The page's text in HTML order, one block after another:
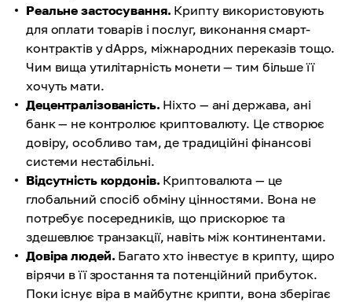
Реальне застосування. Крипту використовують
для оплати товарів і послуг, виконання смарт-
контрактів у dApps, міжнародних переказів тощо.
Чим вища утилітарність монети — тим більше її
хочуть мати.
Децентралізованість. Ніхто — ані держава, ані
банк — не контролює криптовалюту. Це створює
довіру, особливо там, де традиційні фінансові
системи нестабільні.
Відсутність кордонів. Криптовалюта — це
глобальний спосіб обміну цінностями. Вона не
потребує посередників, що прискорює та
здешевлює транзакції, навіть між континентами.
Довіра людей. Багато хто інвестує в крипту, щиро
вірячи в її зростання та потенційний прибуток.
Поки існує віра в майбутнє крипти, вона зберігає